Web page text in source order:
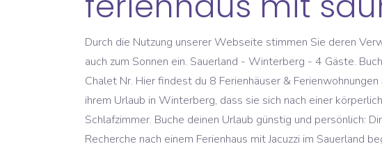
Durch die Nutzung unserer Webseite stimmen Sie deren Verwendung zu. Zahlreiche Seen laden im Sauerland zum Baden, Schwimmen, Segeln und natürlich auch zum Sonnen ein. Sauerland - Winterberg - 4 Gäste. Buche deinen Urlaub günstig und persönlich: Direkt von privat! 19, Chalets zum Ilsetal - Brocken-Chalet Nr. Hier findest du 8 Ferienhäuser & Ferienwohnungen mit Sauna in Nördliches Sauerland. Hier direkt buchen. Zahlreiche Feriengäste wünschen sich in ihrem Urlaub in Winterberg, dass sie sich nach einer körperlichen Anstrengung in einer Sauna entspannen können. Ferienhaus - 110m² - 6 Gäste - 3 Schlafzimmer. Buche deinen Urlaub günstig und persönlich: Direkt von privat! Empfehlungen für ein Ferienhaus mit Whirlpool im Sauerland Ehe Sie sich auf die Recherche nach einem Ferienhaus mit Jacuzzi im Sauerland begeben, denken Sie noch einmal darüber nach, was für Sie in einem Ferienhaus bzw. Sauerland Ferienhaus mit Sauna ️ Ferienhäuser und Hütten mit Sauna ️ Für Ihren Urlaub mieten! Entfliehen Sie dem Alltag und verbringen Sie kalte Winter- oder verregnete Herbsttage in der Sauna. Wohin? Neues Ferienhaus mit Sauna und Kamin direkt an der Bobbahn ,Sommerrodelbahn ,Bikepark 4 Schlafzimmer mit Tv ,Platz für 10 Pers. Anzahl der Bewertungen: 26. 1 BZ. Super Urlaub! Ferienhaus mit Sauna - große Auswahl - günstige Preise Ihre Vorteile auf www.ferienhaus-sauna.net. Die exklusive Ferienwohnung bietet umfassenden Komfort: Beheiztes Schwimmbad, Sauna, offener Kamin, Wintergarten und der große parkähnliche Garten mit Block- und Teehaus, Teich und Grillplatz lassen wirklich keine Wünsche offen. Zahlreiche Ferienwohnungen und FerienhÃ¤user im Sauerland bieten Ihren GÃ¤sten die Nutzung einer Sauna an. Das FerienHAUS Marta liegt direkt am Diemelsee im schönen Sauerland. 4.8 (9) Gästebewertung: 4.78 von 5 möglichen Sternen. Sauerland Mit Sauna - Ferienhaus und Ferienwohnung mieten in: In der 600 m hoch gelegenen Ferienwohnung finden Sie beides. Belegungskalender. ... Ferienhaus Sauerland mit Sauna. 8; 3; 85m²; 8; 85m²; Kinderfreundlich. Buche deinen Urlaub günstig und persönlich: Direkt von privat! Finden Sie auf FeriendorfSpecials.at die schönsten Ferienparks zu den besten Preisen. Das kann beispielsweise nach dem Nordic Walking auf der Winterberger Hochtour der Fall sein, oder nach dem Gästerodeln in der Veltins … 1 Gast, Gib bitte ein Reiseziel ein, um deine Suche zu starten, Landkreis Waldeck-Frankenberg (Sauerland). Ferienhäuser Niederlande Ferienhäuser Deutschland Ferienhäuser Belgien Ferienhäuser Dänemark Ferienhäuser Frankreich Ferienhäuser Italien Ferienhäuser Kroatien Ferienhäuser Österreich Alle Ferienhäuser Beliebte Regionen. Doch das war noch lange nicht alles. Ferienwohnungen mit Sauna im Sauerland. sehr gut. 4 STERNE Haus Panorama. 33 Ostseeluft, Chalets zum Ilsetal , Schloss-Chalet Nr. ab 210 € /Nacht. Micazu. Ferienwohnungen mit Sauna im Sauerland. 147 € … Mit dem Urlaub startest Du in einer Ferienwohnung im Sauerland.Du erkundest die Atta-Höhle, machst eine Radtour im Ruhrtal und auf dem Waldskulpturenweg genießt Du … Nein danke, ich mÃ¶chte erstmal nur stÃ¶bern. Ferienwohnung - 50m ². ab 58,00 ... Ferienhaus - 130m² - 6 Gäste - 3 Schlafzimmer. 6 Pers. Ft. Unterkunftsart Ferienhaus2 Schlafzimmer1 Badezimmer6 Pers.92 Quadratmeter. Hier direkt buchen. Lassen Sie den Alltagsstress hinter sich und relaxen Sie endlich mal wieder. Wenn Sie weitersurfen stimmen Sie der Nutzung zu. 2km vom Ort Medebach entfernt, inmitten der schönen Region Sauerland. 2 SZ. Deutschland / Deutsch 10 Euro Rabatt! 3 SZ. Die Buchung ist fÃ¼r Sie verbindlich. Das Sauerland gehört auch bei Ferienhaus-Urlaubern mit Hund zu den beliebtesten und vielseitigsten Urlaubsregionen in ganz Deutschland. Ferienhaus mit Schwimmbad und Sauna in Willingen Sauerland Ausstattung 21: Ferienhaus mit Schwimmbad und Sauna in